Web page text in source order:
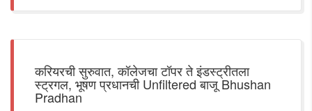
करियरची सुरुवात, कॉलेजचा टॉपर ते इंडस्ट्रीतला
स्ट्रगल, भूषण प्रधानची Unfiltered बाजू Bhushan
Pradhan